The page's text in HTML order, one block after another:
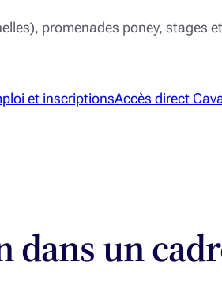
promenades poney, stages
et inscriptionsAccès direct
dans un